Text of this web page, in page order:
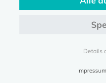
Details